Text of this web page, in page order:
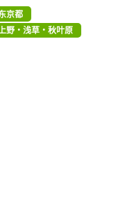
京都
野・浅草・秋叶原